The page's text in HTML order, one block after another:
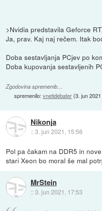
>Nvidia predstavila Geforce
Ja, prav. Kaj naj rečem. Itak
Doba sestavljanja PCjev po
Doba kupovanja sestavljenih
Zgodovina sprememb…
spremenilo:vnetidebater(3. jun
Nikonja
::3. jun 2021, 15:56
Pol pa čakam na DDR5 in
stari Xeon bo moral še mal
MrStein
::3. jun 2021, 17:53